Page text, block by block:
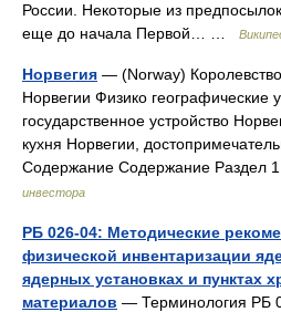
России. Некоторые из
еще до начала Первой… …
Норвегия — (Norway)
Норвегии Физико географические
государственное устройство
кухня Норвегии,
Содержание Содержание
инвестора
РБ 026-04: Методические
физической инвентаризации
ядерных установках и пунктах
материалов — Терминология РБ